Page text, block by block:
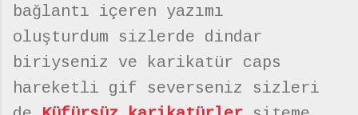
bağlantı içeren yazımı
oluşturdum sizlerde dindar
biriyseniz ve karikatür caps
hareketli gif severseniz sizleri